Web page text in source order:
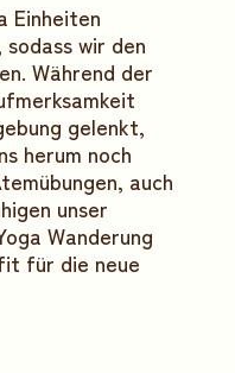
Einheiten
wir den
Während der
gelenkt,
herum noch
auch
unser
Wanderung
für die neue